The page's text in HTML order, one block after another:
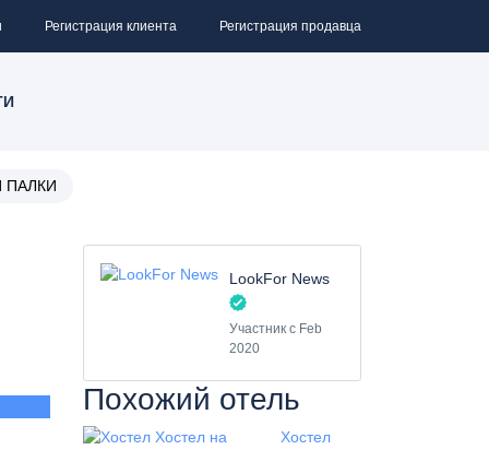
Регистрация клиента Регистрация продавца
ПАЛКИ
LookFor News
Участник с Feb
2020
Похожий отель
Хостел